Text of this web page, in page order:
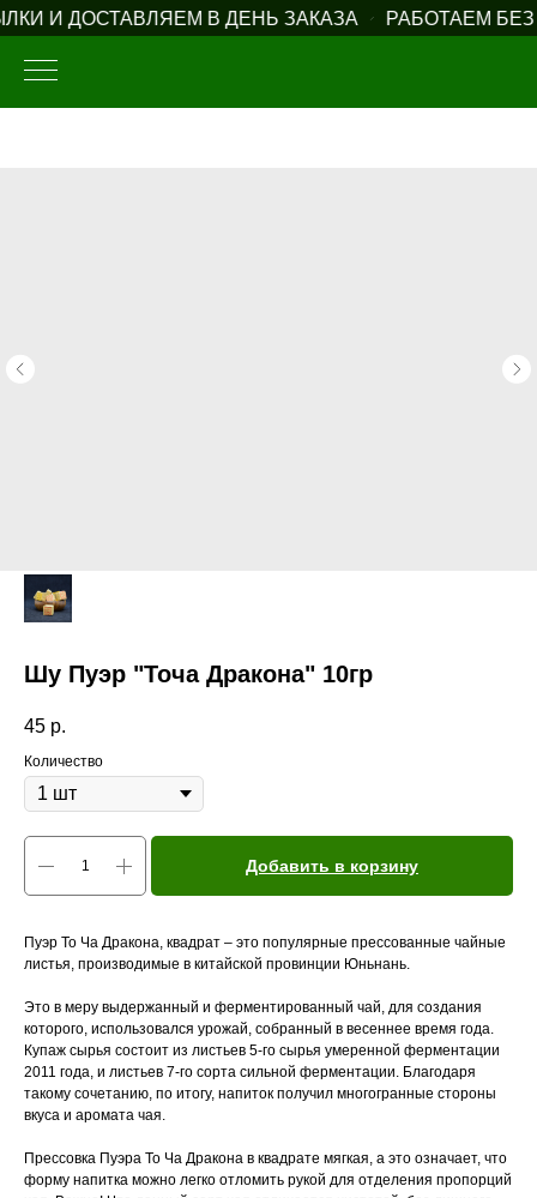
И ДОСТАВЛЯЕМ В ДЕНЬ ЗАКАЗА РАБОТАЕМ
Шу Пуэр "Точа Дракона" 10гр
45 р.
Количество
Добавить в корзину
Пуэр То Ча Дракона, квадрат – это популярные прессованные чайные
листья, производимые в китайской провинции Юньнань.
Это в меру выдержанный и ферментированный чай, для создания
которого, использовался урожай, собранный в весеннее время года.
Купаж сырья состоит из листьев 5-го сырья умеренной ферментации
2011 года, и листьев 7-го сорта сильной ферментации. Благодаря
такому сочетанию, по итогу, напиток получил многогранные стороны
вкуса и аромата чая.
Прессовка Пуэра То Ча Дракона в квадрате мягкая, а это означает, что
форму напитка можно легко отломить рукой для отделения пропорций